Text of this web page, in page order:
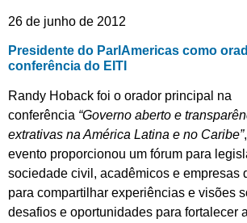
26 de junho de 2012
Presidente do ParlAmericas como
conferência do EITI
Randy Hoback foi o orador principal na
conferência “Governo aberto e
extrativas na América Latina e no Caribe”
evento proporcionou um fórum para
sociedade civil, acadêmicos e empresas
para compartilhar experiências e visões
desafios e oportunidades para fortalecer